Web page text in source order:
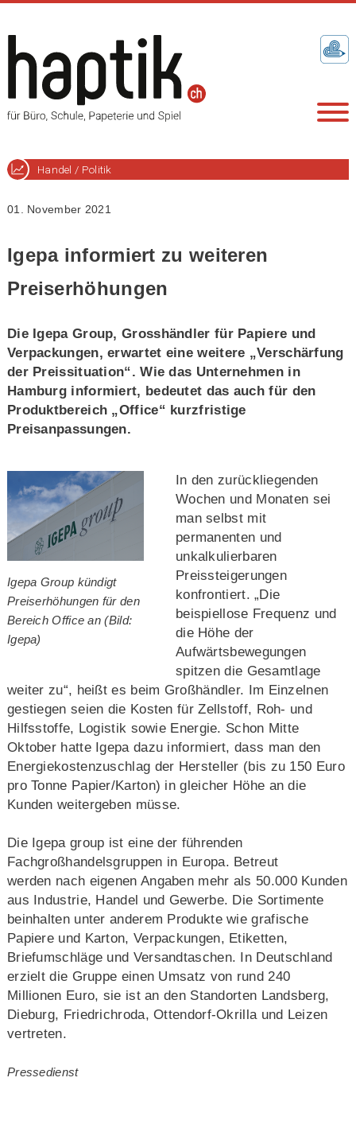
Handel / Politik
01. November 2021
Igepa informiert zu weiteren
Preiserhöhungen
Die Igepa Group, Grosshändler für Papiere und
Verpackungen, erwartet eine weitere „Verschärfung
der Preissituation“. Wie das Unternehmen in
Hamburg informiert, bedeutet das auch für den
Produktbereich „Office“ kurzfristige
Preisanpassungen.
Igepa Group kündigt
Preiserhöhungen für den
Bereich Office an (Bild:
Igepa)
In den zurückliegenden
Wochen und Monaten sei
man selbst mit
permanenten und
unkalkulierbaren
Preissteigerungen
konfrontiert. „Die
beispiellose Frequenz und
die Höhe der
Aufwärtsbewegungen
spitzen die Gesamtlage
weiter zu“, heißt es beim Großhändler. Im Einzelnen
gestiegen seien die Kosten für Zellstoff, Roh- und
Hilfsstoffe, Logistik sowie Energie. Schon Mitte
Oktober hatte Igepa dazu informiert, dass man den
Energiekostenzuschlag der Hersteller (bis zu 150 Euro
pro Tonne Papier/Karton) in gleicher Höhe an die
Kunden weitergeben müsse.
Die Igepa group ist eine der führenden
Fachgroßhandelsgruppen in Europa. Betreut
werden nach eigenen Angaben mehr als 50.000 Kunden
aus Industrie, Handel und Gewerbe. Die Sortimente
beinhalten unter anderem Produkte wie grafische
Papiere und Karton, Verpackungen, Etiketten,
Briefumschläge und Versandtaschen. In Deutschland
erzielt die Gruppe einen Umsatz von rund 240
Millionen Euro, sie ist an den Standorten Landsberg,
Dieburg, Friedrichroda, Ottendorf-Okrilla und Leizen
vertreten.
Pressedienst